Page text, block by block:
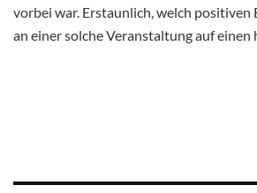
vorbei war. Erstaunlich, welch positiven
an einer solche Veranstaltung auf einen